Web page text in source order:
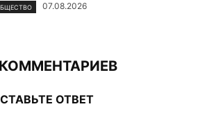
07.08.2026
ОТВЕТ